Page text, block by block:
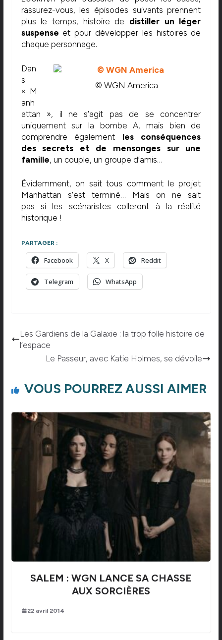
rassurez-vous, les épisodes suivants prennent
plus le temps, histoire de distiller un léger
suspense et pour développer les histoires de
chaque personnage.
© WGN America
Dan
s
« M
anh
attan », il ne s’agit pas de se concentrer
uniquement sur la bombe A, mais bien de
comprendre également les conséquences
des secrets et de mensonges sur une
famille, un couple, un groupe d’amis…
Évidemment, on sait tous comment le projet
Manhattan s’est terminé… Mais on ne sait
pas si les scénaristes colleront à la réalité
historique !
PARTAGER :
Facebook X Reddit
Telegram WhatsApp
Les Gardiens de la Galaxie : la trop folle histoire de
l’espace
Le Passeur, avec Katie Holmes, se dévoile
VOUS POURREZ AUSSI AIMER
SALEM : WGN LANCE SA CHASSE
AUX SORCIÈRES
22 avril 2014